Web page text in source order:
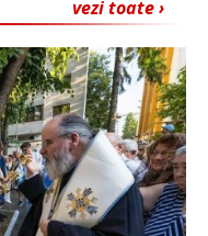
vezi toate ›